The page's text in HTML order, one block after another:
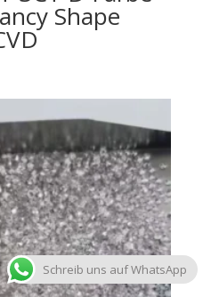
Shape
Schreib uns auf WhatsApp